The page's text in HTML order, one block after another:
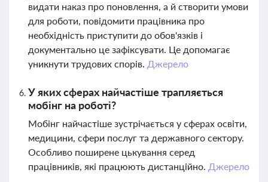
видати наказ про поновлення, а й створити умови
для роботи, повідомити працівника про
необхідність приступити до обов'язків і
документально це зафіксувати. Це допомагає
уникнути трудових спорів. Джерело
У яких сферах найчастіше трапляється
мобінг на роботі?
Мобінг найчастіше зустрічається у сферах освіти,
медицини, сфери послуг та державного сектору.
Особливо поширене цькування серед
працівників, які працюють дистанційно. Джерело